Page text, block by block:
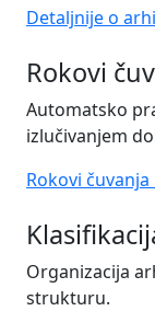
Detaljnije o
Rokovi
Automatsko
izlučivanjem
Rokovi
Organizacija
strukturu.